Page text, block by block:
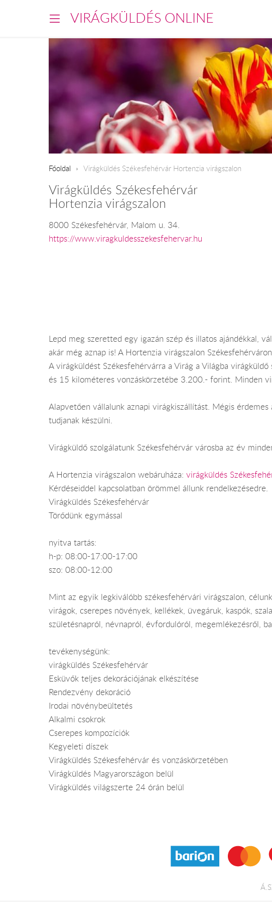
VIRÁGKÜLDÉS ONLINE
Főoldal Virágküldés Székesfehérvár Hortenzia virágszalon
Virágküldés Székesfehérvár
Hortenzia virágszalon
8000 Székesfehérvár, Malom u. 34.
https://www.viragkuldesszekesfehervar.hu
Lepd meg szeretted egy igazán szép és illatos ajándékkal,
akár még aznap is! A Hortenzia virágszalon
A virágküldést Székesfehérvárra a Virág a Világba
és 15 kilométeres vonzáskörzetébe 3.200.- forint. Minden
Alapvetően vállalunk aznapi virágkiszállítást. Mégis
tudjanak készülni.
Virágküldő szolgálatunk Székesfehérvár városba az év
A Hortenzia virágszalon webáruháza: virágküldés
Kérdéseiddel kapcsolatban örömmel állunk rendelkezésedre.
Virágküldés Székesfehérvár
Törődünk egymással
nyitva tartás:
h-p: 08:00-17:00-17:00
szo: 08:00-12:00
Mint az egyik legkiválóbb székesfehérvári virágszalon,
virágok, cserepes növények, kellékek, üvegáruk, kaspók,
születésnapról, névnapról, évfordulóról, megemlékezésről,
tevékenységünk:
virágküldés Székesfehérvár
Esküvők teljes dekorációjának elkészítése
Rendezvény dekoráció
Irodai növénybeültetés
Alkalmi csokrok
Cserepes kompozíciók
Kegyeleti díszek
Virágküldés Székesfehérvár és vonzáskörzetében
Virágküldés Magyarországon belül
Virágküldés világszerte 24 órán belül